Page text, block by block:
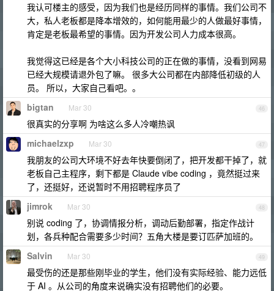
我认可楼主的感受，因为我们也是经历同样的事情。我们公司不
大，私人老板都是降本增效的，如何能用最少的人做最好事情，
肯定是老板最希望的事情。因为开发公司人力成本很高。
我觉得这已经是各个大小科技公司的正在做的事情，没看到网易
已经大规模请退外包了嘛。 很多大公司都在内部降低初级的人
员。 所以，大家自己看吧。。
46
bigtan Mar 30
很真实的分享啊 为啥这么多人冷嘲热讽
47
michaelzxp Mar 30
我朋友的公司大环境不好去年快要倒闭了，把开发都干掉了，就
老板自己主程序，剩下都是 Claude vibe coding ，竟然挺过来
了，还挺好，还说暂时不用招聘程序员了
48
jimrok Mar 30
别说 coding 了，协调情报分析，调动后勤部署，指定作战计
划，各兵种配合需要多少时间？五角大楼是要订匹萨加班的。
49
Salvin Mar 30
最受伤的还是那些刚毕业的学生，他们没有实际经验、能力远低
于 AI 。从公司的角度来说确实没有招聘他们的必要。